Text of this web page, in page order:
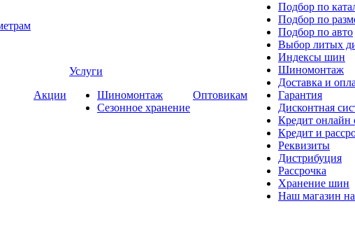
Акции
Услуги
Шиномонтаж
Сезонное хранение
Оптовикам
Подбор по
Подбор по
Подбор по авто
Выбор литых
Индексы шин
Шиномонтаж
Доставка и
Гарантия
Дисконтная
Кредит онлайн
Кредит и
Реквизиты
Дистрибуция
Рассрочка
Хранение шин
Наш магазин